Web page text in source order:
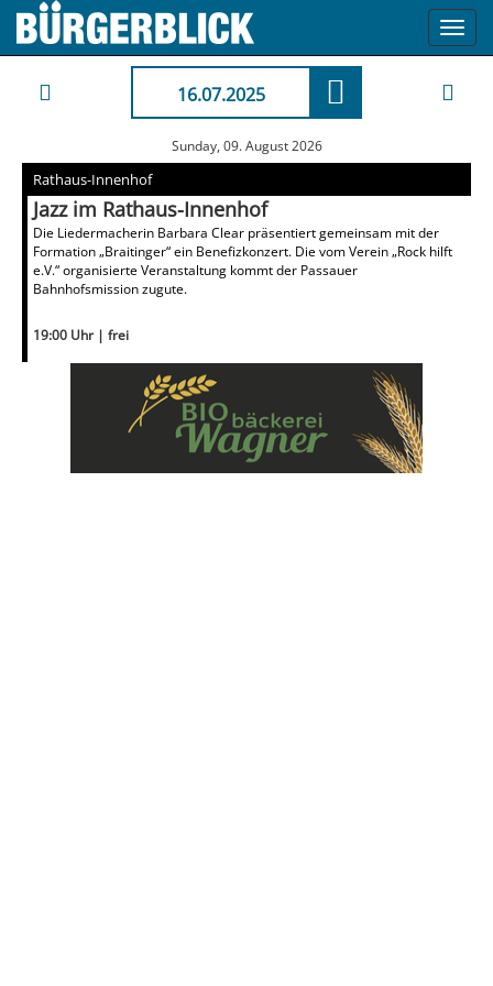
16.07.2025
Sunday, 09. August 2026
Rathaus-Innenhof
Jazz im Rathaus-Innenhof
Die Liedermacherin Barbara Clear präsentiert gemeinsam mit der
Formation „Braitinger“ ein Benefizkonzert. Die vom Verein „Rock hilft
e.V.“ organisierte Veranstaltung kommt der Passauer
Bahnhofsmission zugute.
19:00 Uhr | frei